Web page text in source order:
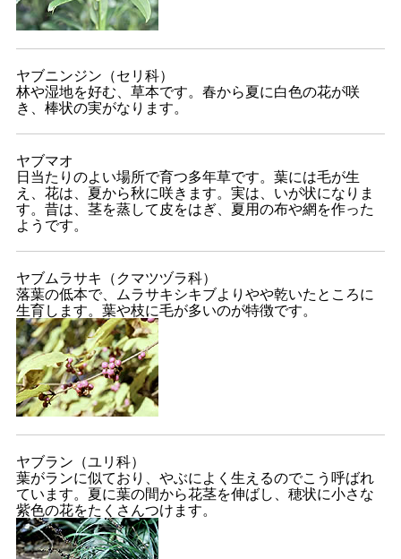
ヤブニンジン（セリ科）
林や湿地を好む、草本です。春から夏に白色の花が咲
き、棒状の実がなります。
ヤブマオ
日当たりのよい場所で育つ多年草です。葉には毛が生
え、花は、夏から秋に咲きます。実は、いが状になりま
す。昔は、茎を蒸して皮をはぎ、夏用の布や網を作った
ようです。
ヤブムラサキ（クマツヅラ科）
落葉の低本で、ムラサキシキブよりやや乾いたところに
生育します。葉や枝に毛が多いのが特徴です。
ヤブラン（ユリ科）
葉がランに似ており、やぶによく生えるのでこう呼ばれ
ています。夏に葉の間から花茎を伸ばし、穂状に小さな
紫色の花をたくさんつけます。